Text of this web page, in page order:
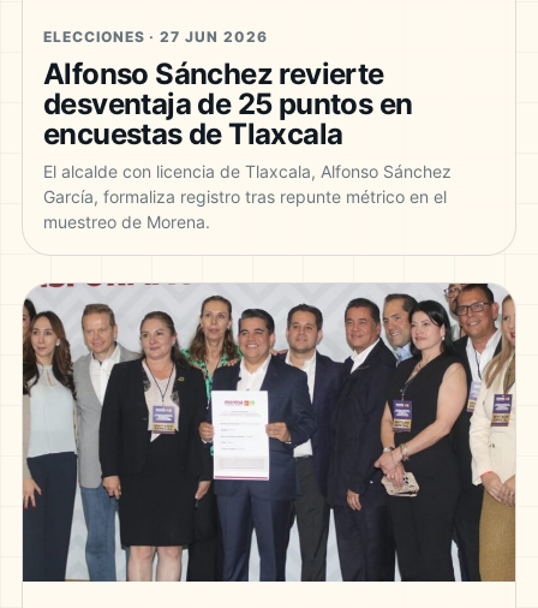
ELECCIONES · 27 JUN 2026
Alfonso Sánchez revierte
desventaja de 25 puntos en
encuestas de Tlaxcala
El alcalde con licencia de Tlaxcala, Alfonso Sánchez
García, formaliza registro tras repunte métrico en el
muestreo de Morena.